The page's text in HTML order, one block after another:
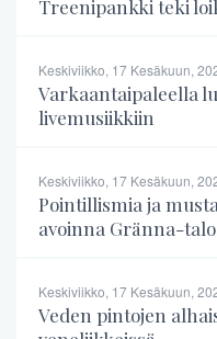
Treenipankki teki
Keskiviikko, 17 Kesäkuun,
Varkaantaipaleella
livemusiikkiin
Keskiviikko, 17 Kesäkuun,
Pointillismia ja
avoinna Gränna-
Keskiviikko, 17 Kesäkuun,
Veden pintojen